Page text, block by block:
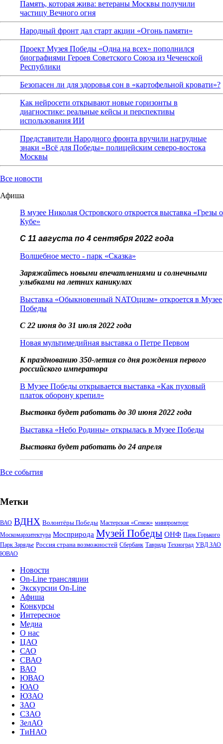
Память, которая жива: ветераны Москвы получили
частицу Вечного огня
Народный фронт дал старт акции «Огонь памяти»
Проект Музея Победы «Одна на всех» пополнился
биографиями Героев Советского Союза из Чеченской
Республики
Безопасен ли для здоровья сон в «картофельной кровати»?
Как нейросети открывают новые горизонты в
диагностике: реальные кейсы и перспективы
использования ИИ
Представители Народного фронта вручили нагрудные
знаки «Всё для Победы» полицейским северо-востока
Москвы
Все новости
Афиша
В музее Николая Островского откроется выставка «Грезы о
Кубе»
С 11 августа по 4 сентября 2022 года
Волшебное место - парк «Сказка»
Заряжайтесь новыми впечатлениями и солнечными
улыбками на летних каникулах
Выставка «Обыкновенный NATOцизм» откроется в Музее
Победы
С 22 июня до 31 июля 2022 года
Новая мультимедийная выставка о Петре Первом
К празднованию 350-летия со дня рождения первого
российского императора
В Музее Победы открывается выставка «Как пуховый
платок оборону крепил»
Выставка будет работать до 30 июня 2022 года
Выставка «Небо Родины» открылась в Музее Победы
Выставка будет работать до 24 апреля
Все события
Метки
ВАО ВДНХ Волонтёры Победы Мастерская «Сенеж» минпромторг
Москомархитектура Мосприрода Музей Победы ОНФ Парк Горького
Парк Зарядье Россия страна возможностей Сбербанк Таврида Техноград УВД ЗАО
ЮВАО
Новости
On-Line трансляции
Экскурсии On-Line
Афиша
Конкурсы
Интересное
Медиа
О нас
ЦАО
САО
СВАО
ВАО
ЮВАО
ЮАО
ЮЗАО
ЗАО
СЗАО
ЗелАО
ТиНАО